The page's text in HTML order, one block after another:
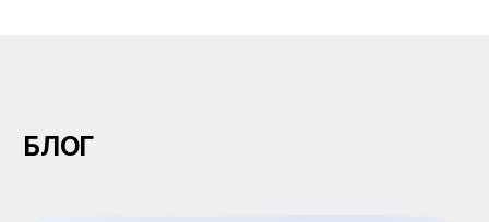
БЛОГ